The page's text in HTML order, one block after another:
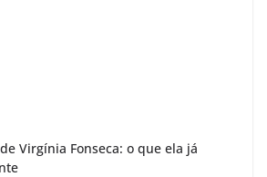
Virgínia Fonseca: o que ela já